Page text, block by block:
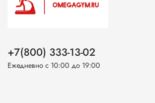
+7(800) 333-13-02
Ежедневно с 10:00 до 19:00